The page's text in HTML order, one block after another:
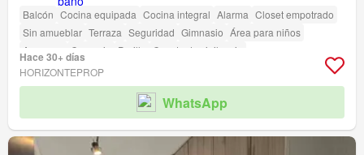
Balcón Cocina equipada Cocina integral Alarma Closet empotrado
Sin amueblar Terraza Seguridad Gimnasio Área para niños
Ascensor
Conserje Parilla Caseta de vigilancia
Hace 30+ días
HORIZONTEPROP
WhatsApp